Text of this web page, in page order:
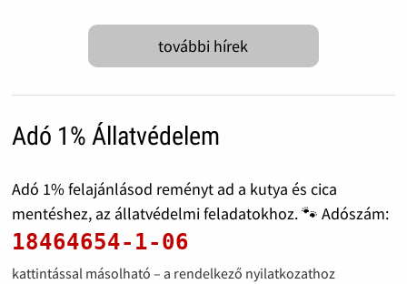
további hírek
Adó 1% Állatvédelem
Adó 1% felajánlásod reményt ad a kutya és cica
mentéshez, az állatvédelmi feladatokhoz. 🐾 Adószám:
18464654-1-06
kattintással másolható – a rendelkező nyilatkozathoz